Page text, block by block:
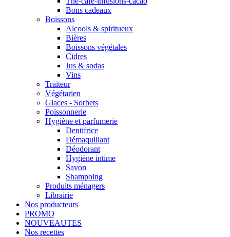
Bons cadeaux
Boissons
Alcools & spiritueux
Bières
Boissons végétales
Cidres
Jus & sodas
Vins
Traiteur
Végétarien
Glaces - Sorbets
Poissonnerie
Hygiène et parfumerie
Dentifrice
Démaquillant
Déodorant
Hygiène intime
Savon
Shampoing
Produits ménagers
Librairie
Nos producteurs
PROMO
NOUVEAUTES
Nos recettes